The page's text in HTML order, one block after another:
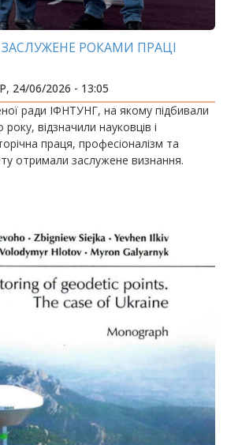
РОКАМИ ПРАЦІ
24/06/2026 - 13:05
ради ІФНТУНГ, на якому підбивали
відзначили науковців і
праця, професіоналізм та
отримали заслужене визнання.